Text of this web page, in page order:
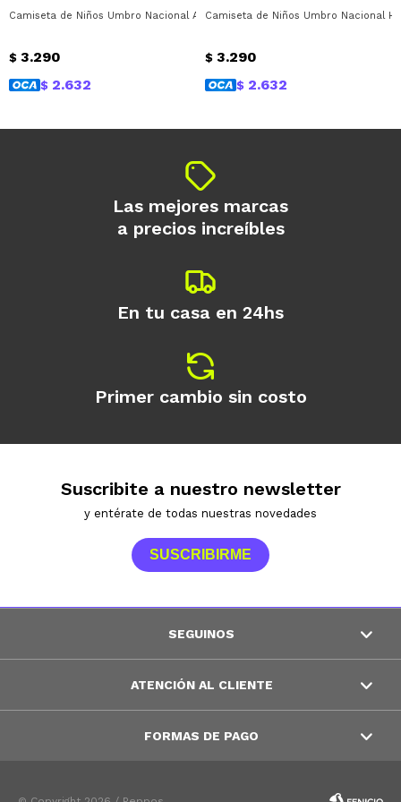
Camiseta de Niños Umbro Nacional Away 1 Umbro - Rojo
$ 3.290
$ 2.632
Camiseta de Niños Umbro Nacional
$ 3.290
$ 2.632
Las mejores marcas
a precios increíbles
En tu casa en 24hs
Primer cambio sin costo
Suscribite a nuestro newsletter
y entérate de todas nuestras novedades
SUSCRIBIRME
SEGUINOS
ATENCIÓN AL CLIENTE
FORMAS DE PAGO
disponible puede variar por comercio